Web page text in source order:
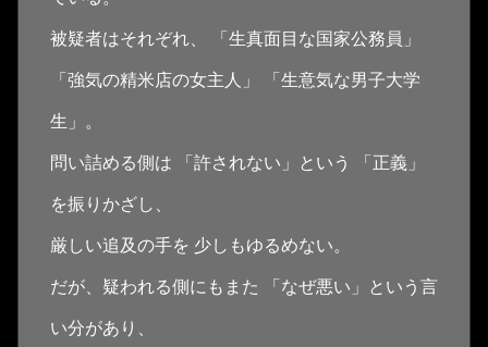
被疑者はそれぞれ、 「生真面目な国家公務員」
「強気の精米店の女主人」 「生意気な男子大学
生」。
問い詰める側は 「許されない」という 「正義」
を振りかざし、
厳しい追及の手を 少しもゆるめない。
だが、疑われる側にもまた 「なぜ悪い」という言
い分があり、